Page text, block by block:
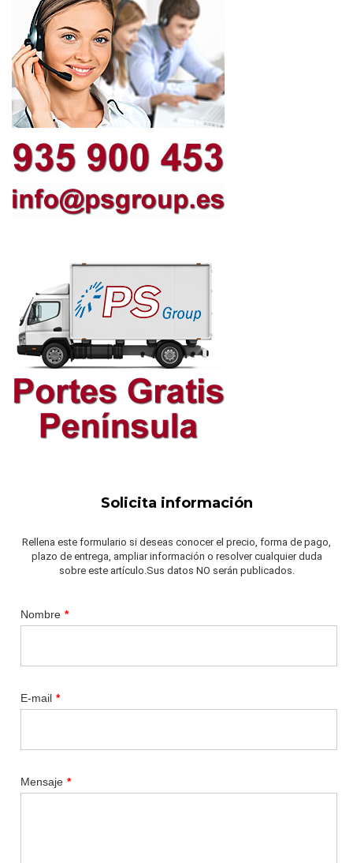
Solicita información
Rellena este formulario si deseas conocer el precio, forma de pago,
plazo de entrega, ampliar información o resolver cualquier duda
sobre este artículo.Sus datos NO serán publicados.
Nombre *
E-mail *
Mensaje *